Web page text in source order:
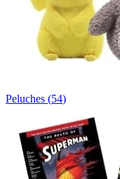
Peluches (54)